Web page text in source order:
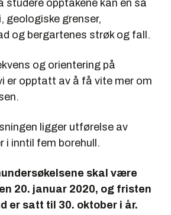
studere opptakene kan en så
geologiske grenser,
og bergartenes strøk og fall.
og orientering på
er opptatt av å få vite mer om
ligger utførelse av
i inntil fem borehull.
skal være
20. januar 2020, og fristen
er satt til 30. oktober i år.